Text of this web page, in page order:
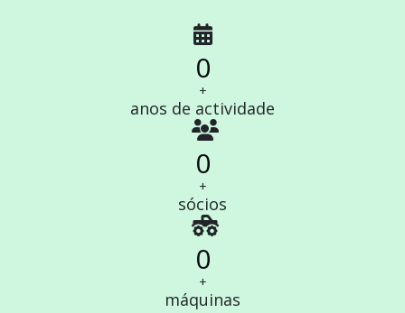
fas
fa-
0
+
anos de actividade
fa
fa-
users
0
+
sócios
fas
fa-
truck-
monster
0
+
máquinas